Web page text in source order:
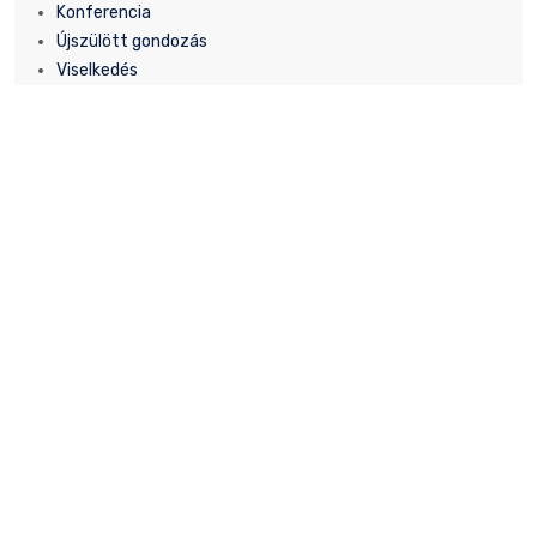
Konferencia
Újszülött gondozás
Viselkedés